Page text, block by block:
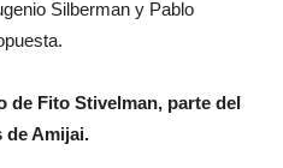
Silberman y Pablo
de Fito Stivelman, parte del
de Amijai.